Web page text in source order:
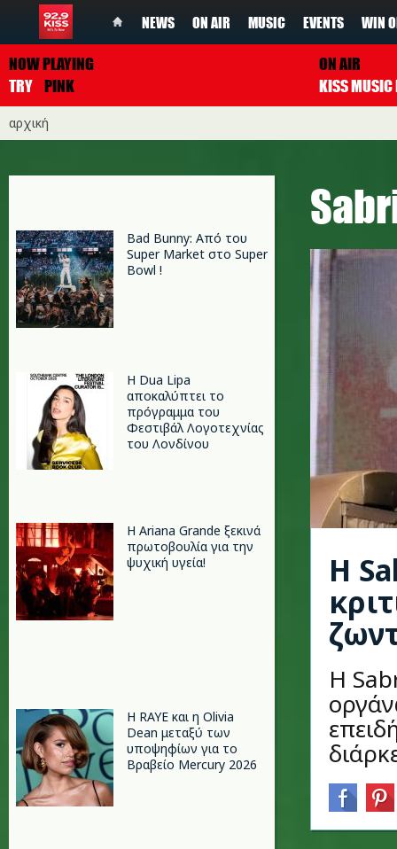
NEWS ON AIR MUSIC EVENTS WIN
NOW PLAYING
TRY PINK
ON AIR
αρχική
Bad Bunny: Από του
Super Market στο Super
Bowl !
Η Dua Lipa
αποκαλύπτει το
πρόγραμμα του
Φεστιβάλ Λογοτεχνίας
του Λονδίνου
Η Ariana Grande ξεκινά
πρωτοβουλία για την
ψυχική υγεία!
Η RAYE και η Olivia
Dean μεταξύ των
υποψηφίων για το
Βραβείο Mercury 2026
Η
Η